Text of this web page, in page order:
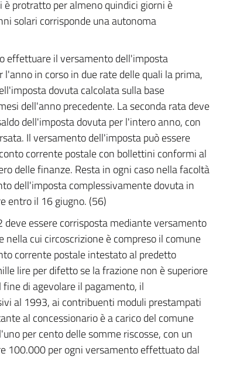
protratto per almeno quindici giorni è
solari corrisponde una autonoma
effettuare il versamento dell'imposta
in corso in due rate delle quali la prima,
dovuta calcolata sulla base
dell'anno precedente. La seconda rata deve
dell'imposta dovuta per l'intero anno, con
Il versamento dell'imposta può essere
corrente postale con bollettini conformi al
delle finanze. Resta in ogni caso nella facoltà
dell'imposta complessivamente dovuta in
entro il 16 giugno. (56)
essere corrisposta mediante versamento
cui circoscrizione è compreso il comune
corrente postale intestato al predetto
lire per difetto se la frazione non è superiore
di agevolare il pagamento, il
al 1993, ai contribuenti moduli prestampati
al concessionario è a carico del comune
per cento delle somme riscosse, con un
100.000 per ogni versamento effettuato dal